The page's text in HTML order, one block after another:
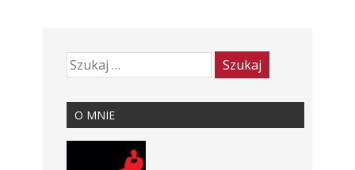
O MNIE